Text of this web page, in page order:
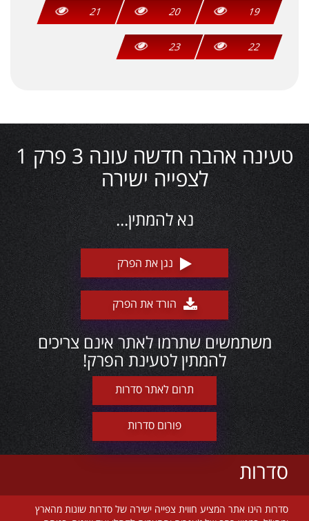
19
20
21
22
23
טעינה אהבה חדשה עונה 3 פרק 1
לצפייה ישירה
נא להמתין...
נגן את הפרק
הורד את הפרק
משתמשים שתרמו לאתר אינם צריכים
להמתין לטעינת הפרק!
תרום לאתר סדרות
פורום סדרות
סדרות
סדרות הינו אתר המציע חווית צפייה ישירה של סדרות שונות מהארץ